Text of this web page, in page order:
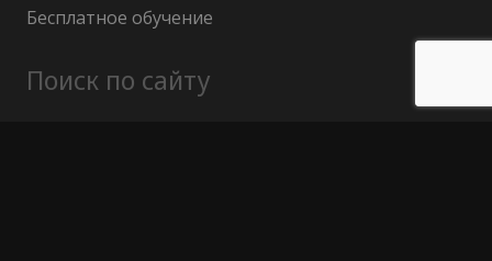
Бесплатное обучение
Поиск по сайту